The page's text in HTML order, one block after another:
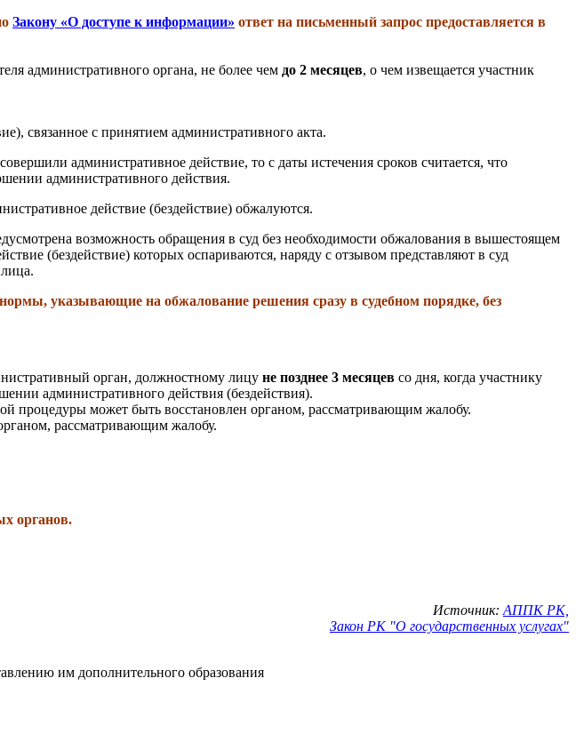
Закону «О доступе к информации» ответ на письменный запрос предоставляется в
административного органа, не более чем до 2 месяцев, о чем извещается участник
связанное с принятием административного акта.
административное действие, то с даты истечения сроков считается, что
административного действия.
действие (бездействие) обжалуются.
возможность обращения в суд без необходимости обжалования в вышестоящем
(бездействие) которых оспариваются, наряду с отзывом представляют в суд
указывающие на обжалование решения сразу в судебном порядке, без
орган, должностному лицу не позднее 3 месяцев со дня, когда участнику
административного действия (бездействия).
процедуры может быть восстановлен органом, рассматривающим жалобу.
рассматривающим жалобу.
органов.
Источник: АППК РК,
Закон РК "О государственных услугах"
им дополнительного образования